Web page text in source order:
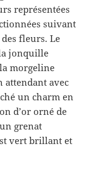
représentées
suivant
fleurs. Le
jonquille
morgeline
attendant avec
un charm en
d’or orné de
grenat
vert brillant et